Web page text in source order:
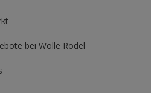
bei Wolle Rödel